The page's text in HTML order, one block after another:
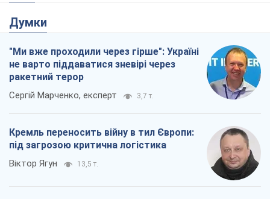
Думки
"Ми вже проходили через гірше": Україні
не варто піддаватися зневірі через
ракетний терор
Сергій Марченко, експерт 3,7 т.
Кремль переносить війну в тил Європи:
під загрозою критична логістика
Віктор Ягун 13,5 т.